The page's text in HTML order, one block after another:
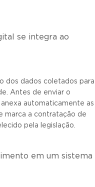
se integra ao
dos dados coletados para
Antes de enviar o
automaticamente as
marca a contratação de
pela legislação.
em um sistema